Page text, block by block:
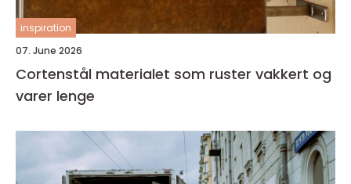
inspiration
07. June 2026
Cortenstål materialet som ruster vakkert og
varer lenge